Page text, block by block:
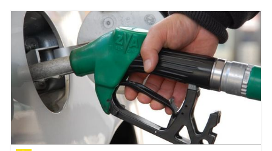
konkurransevilkår mot globale teknologigiganter.